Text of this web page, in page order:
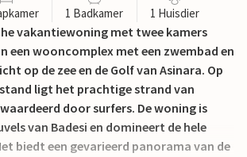
1 Badkamer 1 Huisdier
vakantiewoning met twee kamers
een wooncomplex met een zwembad en
op de zee en de Golf van Asinara. Op
ligt het prachtige strand van
door surfers. De woning is
van Badesi en domineert de hele
biedt een gevarieerd panorama van de